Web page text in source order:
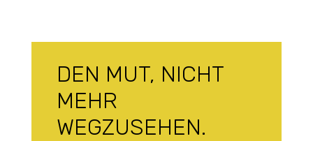
DEN MUT, NICHT
MEHR
WEGZUSEHEN.